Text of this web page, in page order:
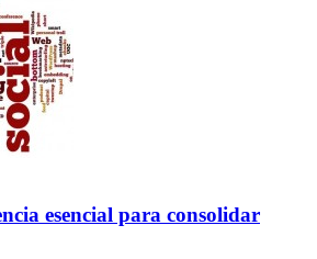
esencial para consolidar